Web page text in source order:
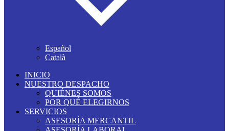
Español
Català
INICIO
NUESTRO DESPACHO
QUIÉNES SOMOS
POR QUÉ ELEGIRNOS
SERVICIOS
ASESORÍA MERCANTIL